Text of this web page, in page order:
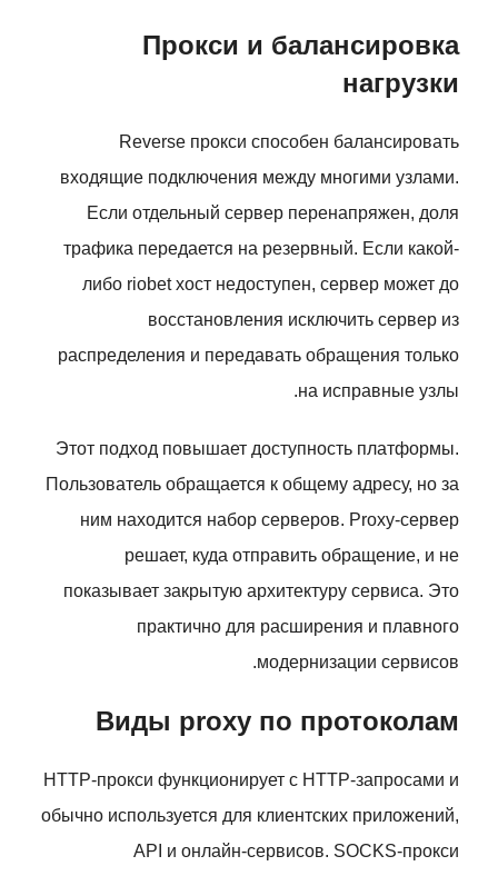
Прокси и балансировка
нагрузки
Reverse прокси способен балансировать
входящие подключения между многими узлами.
Если отдельный сервер перенапряжен, доля
трафика передается на резервный. Если какой-
либо riobet хост недоступен, сервер может до
восстановления исключить сервер из
распределения и передавать обращения только
на исправные узлы.
Этот подход повышает доступность платформы.
Пользователь обращается к общему адресу, но за
ним находится набор серверов. Proxy-сервер
решает, куда отправить обращение, и не
показывает закрытую архитектуру сервиса. Это
практично для расширения и плавного
модернизации сервисов.
Виды proxy по протоколам
HTTP-прокси функционирует с HTTP-запросами и
обычно используется для клиентских приложений,
API и онлайн-сервисов. SOCKS-прокси